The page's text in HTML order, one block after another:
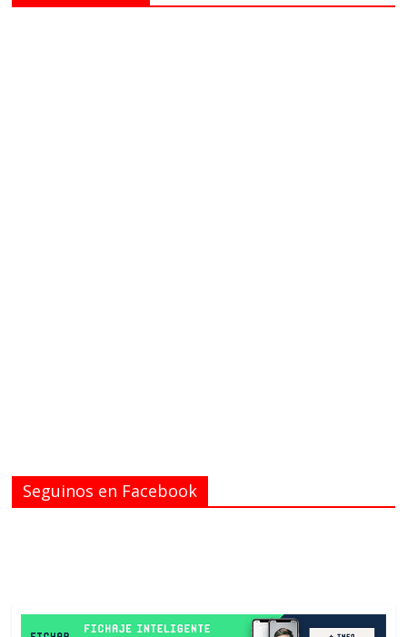
Seguinos en Facebook